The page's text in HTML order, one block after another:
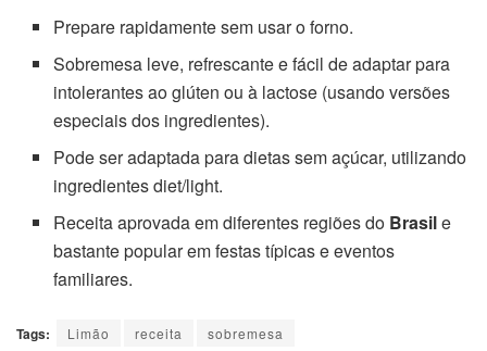
Prepare rapidamente sem usar o forno.
Sobremesa leve, refrescante e fácil de adaptar para
intolerantes ao glúten ou à lactose (usando versões
especiais dos ingredientes).
Pode ser adaptada para dietas sem açúcar, utilizando
ingredientes diet/light.
Receita aprovada em diferentes regiões do Brasile
bastante popular em festas típicas e eventos
familiares.
Tags: Limão receita sobremesa